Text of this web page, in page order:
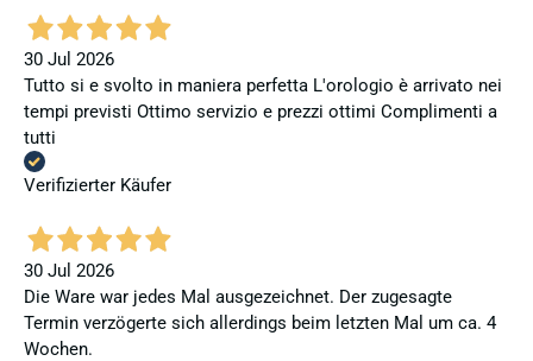
30 Jul 2026
Tutto si e svolto in maniera perfetta L'orologio è arrivato nei
tempi previsti Ottimo servizio e prezzi ottimi Complimenti a
tutti
Verifizierter Käufer
30 Jul 2026
Die Ware war jedes Mal ausgezeichnet. Der zugesagte
Termin verzögerte sich allerdings beim letzten Mal um ca. 4
Wochen.